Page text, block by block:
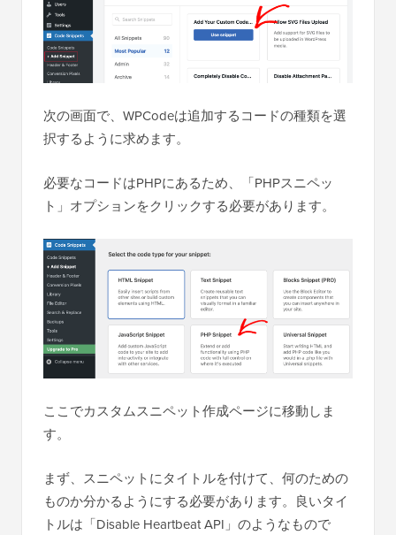
次の画面で、WPCodeは追加するコードの種類を選
択するように求めます。
必要なコードはPHPにあるため、「PHPスニペッ
ト」オプションをクリックする必要があります。
ここでカスタムスニペット作成ページに移動しま
す。
まず、スニペットにタイトルを付けて、何のための
ものか分かるようにする必要があります。良いタイ
トルは「Disable Heartbeat API」のようなもので